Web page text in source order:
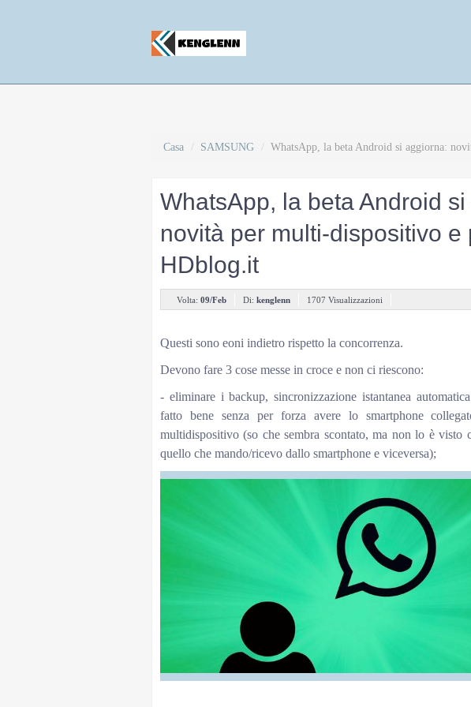
Casa / SAMSUNG / WhatsApp, la beta Android si aggiorna:
WhatsApp, la beta Android
novità per multi-dispositivo e
HDblog.it
Volta: 09/Feb Di: kenglenn 1707 Visualizzazioni
Questi sono eoni indietro rispetto la concorrenza.
Devono fare 3 cose messe in croce e non ci riescono:
- eliminare i backup, sincronizzazione istantanea
fatto bene senza per forza avere lo smartphone
multidispositivo (so che sembra scontato, ma non lo è visto
quello che mando/ricevo dallo smartphone e viceversa);